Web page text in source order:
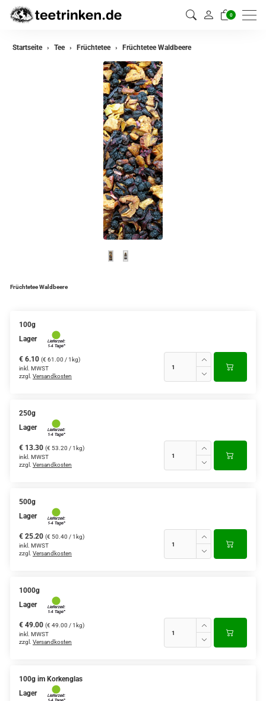
0
zurück
Verschiedene Anbaugebiete
Yogi - und Beuteltee
Aromatisierter Grüntee
Aromatisierter Schwarztee
Startseite Tee Früchtetee Früchtetee Waldbeere
Früchtetee Waldbeere
100g
Lager
€ 6.10 (€ 61.00 / 1kg)
inkl. MWST
zzgl. Versandkosten
250g
Lager
€ 13.30 (€ 53.20 / 1kg)
inkl. MWST
zzgl. Versandkosten
500g
Lager
€ 25.20 (€ 50.40 / 1kg)
inkl. MWST
zzgl. Versandkosten
1000g
Lager
€ 49.00 (€ 49.00 / 1kg)
inkl. MWST
zzgl. Versandkosten
100g im Korkenglas
Lager